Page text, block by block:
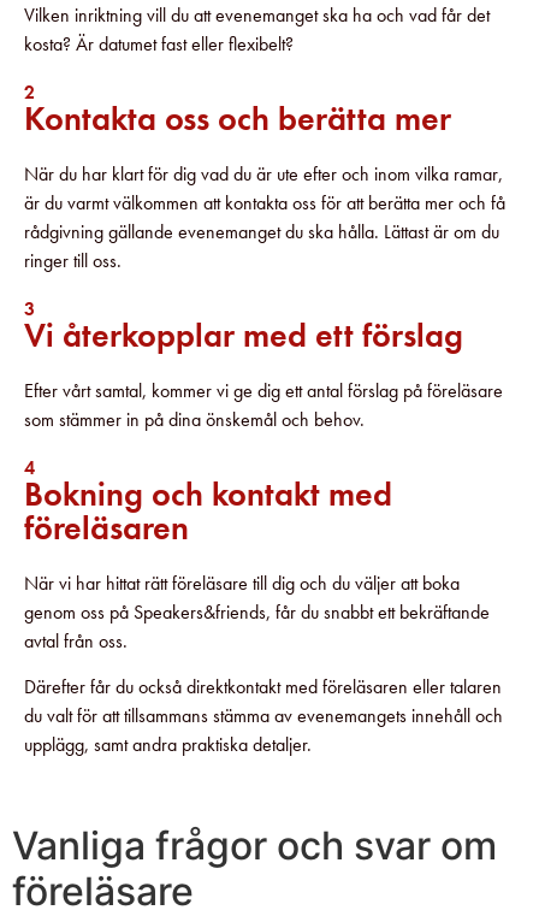
Vilken inriktning vill du att evenemanget ska ha och vad får det
kosta? Är datumet fast eller flexibelt?
2
Kontakta oss och berätta mer
När du har klart för dig vad du är ute efter och inom vilka ramar,
är du varmt välkommen att kontakta oss för att berätta mer och få
rådgivning gällande evenemanget du ska hålla. Lättast är om du
ringer till oss.
3
Vi återkopplar med ett förslag
Efter vårt samtal, kommer vi ge dig ett antal förslag på föreläsare
som stämmer in på dina önskemål och behov.
4
Bokning och kontakt med
föreläsaren
När vi har hittat rätt föreläsare till dig och du väljer att boka
genom oss på Speakers&friends, får du snabbt ett bekräftande
avtal från oss.
Därefter får du också direktkontakt med föreläsaren eller talaren
du valt för att tillsammans stämma av evenemangets innehåll och
upplägg, samt andra praktiska detaljer.
Vanliga frågor och svar om
föreläsare